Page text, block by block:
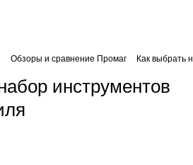
Обзоры и сравнение Промаг Как выбрать
инструментов